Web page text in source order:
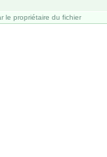
le propriétaire du fichier